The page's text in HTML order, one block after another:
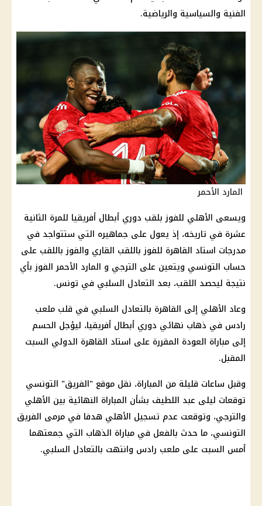
الفنية والسياسية والرياضية.
المارد الأحمر
ويسعى الأهلي للفوز بلقب دوري أبطال أفريقيا للمرة الثانية
عشرة في تاريخه، إذ يعول على جماهيره التي ستتواجد في
مدرجات استاد القاهرة للفوز باللقب القاري والفوز باللقب على
حساب التونسي ويتعين على الترجي و المارد الأحمر الفوز بأي
نتيجة ليحصد اللقب، بعد التعادل السلبي في تونس.
وعاد الأهلي إلى القاهرة بالتعادل السلبي في قلب ملعب
رادس في ذهاب نهائي دوري أبطال أفريقيا، ليؤجل الحسم
إلى مباراة العودة المقررة على استاد القاهرة الدولي السبت
المقبل.
وقبل ساعات قليلة من المباراة، نقل موقع "الفريق" التونسي
توقعات ليلى عبد اللطيف بشأن المباراة النهائية بين الأهلي
والترجي، وتوقعت عدم تسجيل الأهلي هدفا في مرمى الفريق
التونسي، ما حدث بالفعل في مباراة الذهاب التي جمعتهما
أمس السبت على ملعب رادس وانتهت بالتعادل السلبي.